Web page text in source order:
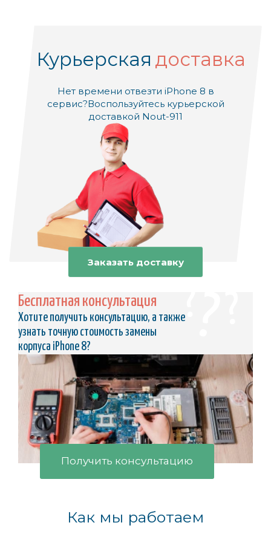
Курьерская доставка
Нет времени отвезти iPhone 8 в
сервис?Воспользуйтесь курьерской
доставкой Nout-911
Заказать доставку
Бесплатная консультация
Хотите получить консультацию, а также
узнать точную стоимость замены
корпуса iPhone 8?
Получить консультацию
Как мы работаем